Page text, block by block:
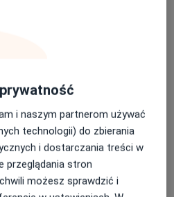
– każda z
serce w swoją pracę, byś
podejście, w którym
i dobro.
i otwartości – w naszym
udawać; przyjmujemy Cię
i naszym partnerom używać
technologii) do zbierania
i dostarczania treści w
przeglądania stron
możesz sprawdzić i